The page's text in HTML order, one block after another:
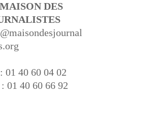
DES
01 40 60 04 02
01 40 60 66 92